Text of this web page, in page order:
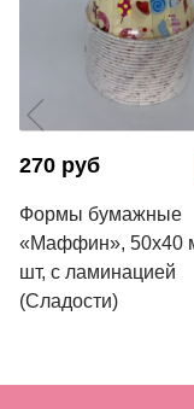
270 руб
Формы бумажные
«Маффин», 50х40
шт, с ламинацией
(Сладости)